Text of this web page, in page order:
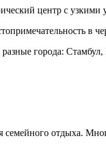
центр с узкими
в
города:
отдыха.